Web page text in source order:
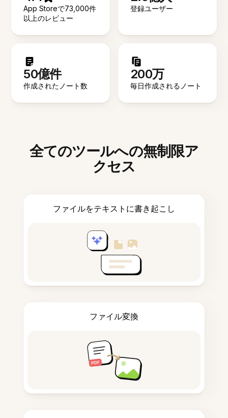
App Storeで73,000件
以上のレビュー
登録ユーザー
50億件
作成されたノート数
200万
毎日作成されるノート
全てのツールへの無制限ア
クセス
ファイルをテキストに書き起こし
ファイル変換